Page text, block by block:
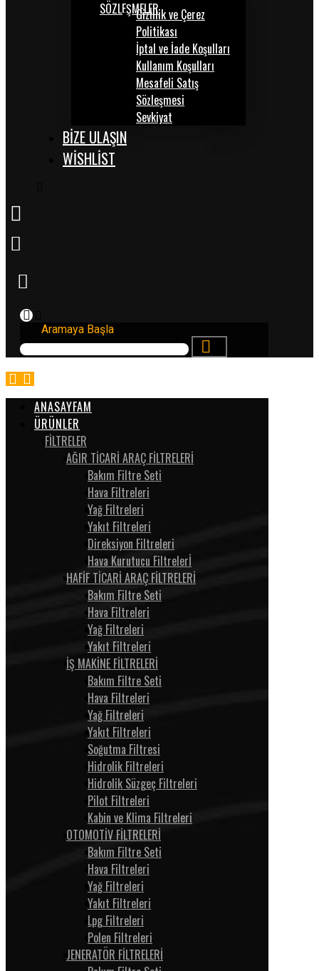
SÖZLEŞMELERGizlilik ve Çerez
Politikası
İptal ve İade Koşulları
Kullanım Koşulları
Mesafeli Satış
Sözleşmesi
Sevkiyat
BİZE ULAŞIN
WISHLIST
Aramaya Başla
ANASAYFAM
ÜRÜNLER
FİLTRELER
AĞIR TİCARİ ARAÇ FİLTRELERİ
Bakım Filtre Seti
Hava Filtreleri
Yağ Filtreleri
Yakıt Filtreleri
Direksiyon Filtreleri
Hava Kurutucu Filtrelerİ
HAFİF TİCARİ ARAÇ FİLTRELERİ
Bakım Filtre Seti
Hava Filtreleri
Yağ Filtreleri
Yakıt Filtreleri
İŞ MAKİNE FİLTRELERİ
Bakım Filtre Seti
Hava Filtreleri
Yağ Filtreleri
Yakıt Filtreleri
Soğutma Filtresi
Hidrolik Filtreleri
Hidrolik Süzgeç Filtreleri
Pilot Filtreleri
Kabin ve Klima Filtreleri
OTOMOTİV FİLTRELERİ
Bakım Filtre Seti
Hava Filtreleri
Yağ Filtreleri
Yakıt Filtreleri
Lpg Filtreleri
Polen Filtreleri
JENERATÖR FİLTRELERİ